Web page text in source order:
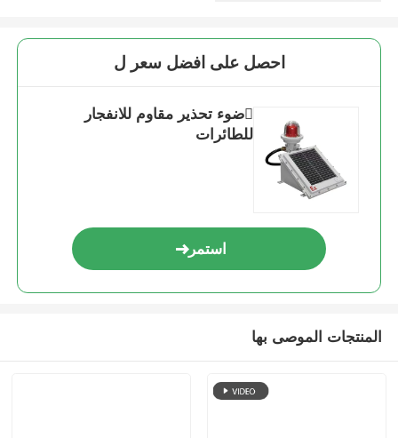
احصل على افضل سعر ل
ضوء تحذير مقاوم للانفجار
للطائرات
استمر
المنتجات الموصى بها